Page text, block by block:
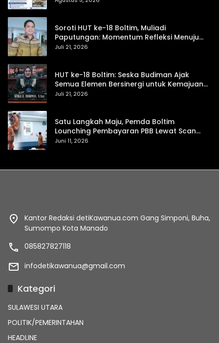
Soroti HUT ke-18 Boltim, Muliadi
Paputungan: Momentum Refleksi Menuju
Daerah Mandiri dan Berdaya Saing
Juli 21, 2026
HUT ke-18 Boltim: Seska Budiman Ajak
Semua Elemen Bersinergi untuk Kemajuan
Daerah
Juli 21, 2026
Satu Langkah Maju, Pemda Boltim
Lounching Pembayaran PBB Lewat Scan
Qris
Juni 11, 2026
Kantor Redaksi detiKawanua.com Gang Simponi, Buha,
Sumompo Kota Manado
085827827118
infodetikawanua@gmail.com
Kategori
SULAWESI UTARA
POLITIK/PEMERINTAHAN
HEADLINE